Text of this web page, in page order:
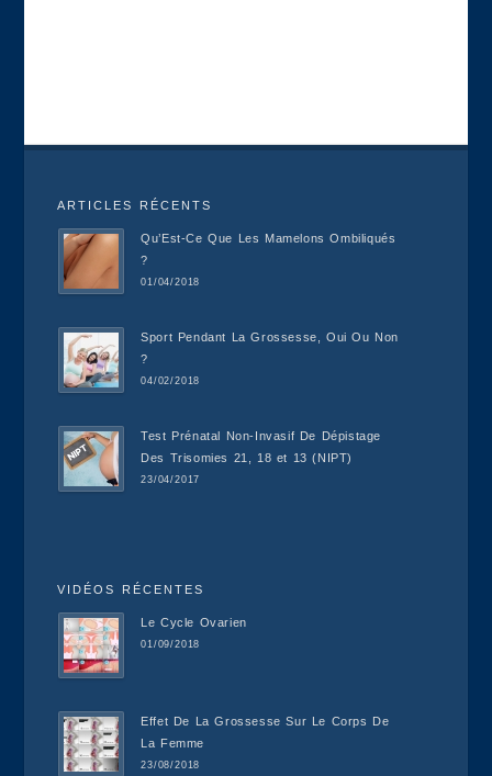
ARTICLES RÉCENTS
Qu’Est-Ce Que Les Mamelons Ombiliqués
?
01/04/2018
Sport Pendant La Grossesse, Oui Ou Non
?
04/02/2018
Test Prénatal Non-Invasif De Dépistage
Des Trisomies 21, 18 et 13 (NIPT)
23/04/2017
VIDÉOS RÉCENTES
Le Cycle Ovarien
01/09/2018
Effet De La Grossesse Sur Le Corps De
La Femme
23/08/2018